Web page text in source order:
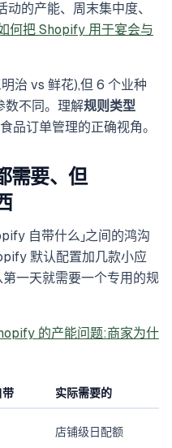
的产能、周末集中度、
何把 Shopify 用于宴会与
治 vs 鲜花),但 6 个业种
数不同。理解规则类型
订单管理的正确视角。
需要、但
自带什么」之间的鸿沟
默认配置加几款小应
一天就需要一个专用的规
的产能问题:商家为什
实际需要的
店铺级日配额